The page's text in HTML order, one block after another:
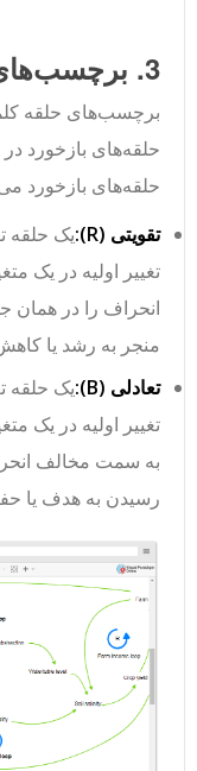
3. برچسب‌های حلقه
برچسب‌های حلقه
حلقه‌های بازخورد در
حلقه‌های بازخورد
تقویتی (R):
یک حلقه
تغییر اولیه در یک
انحراف را در همان
منجر به رشد یا
تعادلی (B):
یک حلقه
تغییر اولیه در یک
به سمت مخالف
رسیدن به هدف یا